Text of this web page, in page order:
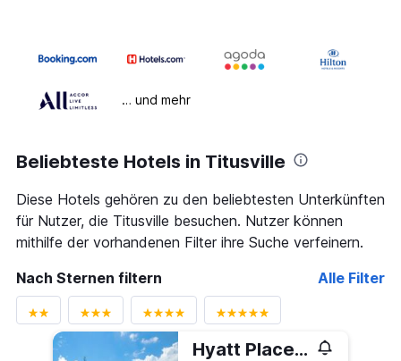
… und mehr
Beliebteste Hotels in Titusville
Diese Hotels gehören zu den beliebtesten Unterkünften
für Nutzer, die Titusville besuchen. Nutzer können
mithilfe der vorhandenen Filter ihre Suche verfeinern.
Nach Sternen filtern
Alle Filter
Hyatt Place Titusville Kennedy Space Center